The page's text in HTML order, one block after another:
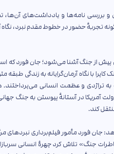
و بررسی نامه‌ها و یادداشت‌های
تجربهٔ حضور در خطوط مقدم نبرد، نگاه
از جنگ آشنا می‌شود؛ جان فورد که
با نگاه آرمان‌گرایانه به زندگی
تراژدی و عظمت انسانی
آمریکا در آستانهٔ پیوستن به جنگ
کند.
فورد مأمور فیلم‌برداری نبردهای
جنگ» تلاش کرد چهرهٔ انسانی